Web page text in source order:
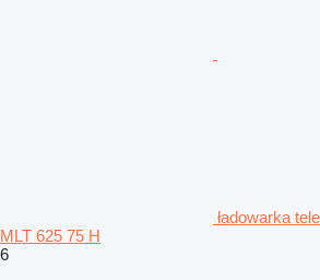
ładowarka
MLT 625 75 H
6